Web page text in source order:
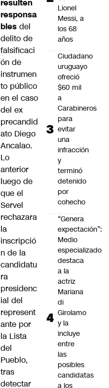
resulten
responsa
bles del
delito de
falsificaci
ón de
instrumen
to público
en el caso
del ex
precandid
ato Diego
Ancalao.
Lo
anterior
luego de
que el
Servel
rechazara
la
inscripció
n de la
candidatu
ra
presidenc
ial del
represent
ante por
la Lista
del
Pueblo,
tras
detectar
Lionel
Messi, a
los 68
años
Ciudadano
uruguayo
ofreció
$60 mil
a
Carabineros
para
evitar
una
infracción
y
terminó
detenido
por
cohecho
“Genera
expectación”:
Medio
especializado
destaca
a la
actriz
Mariana
di
Girolamo
y la
incluye
entre
las
posibles
candidatas
a los